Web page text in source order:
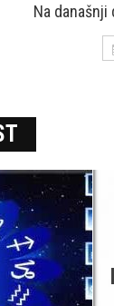
Na današnji